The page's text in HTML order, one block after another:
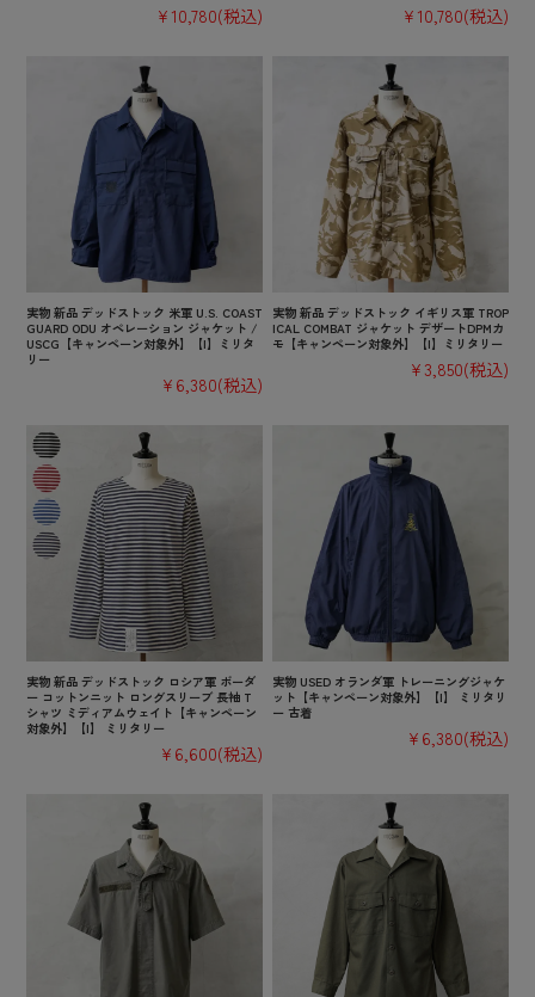
¥10,780(税込) ¥10,780(税込)
実物 新品 デッドストック 米軍 U.S. COAST
GUARD ODU オペレーション ジャケット /
USCG【キャンペーン対象外】【I】ミリタ
リー
¥6,380(税込)
実物 新品 デッドストック イギリス軍 TROP
ICAL COMBAT ジャケット デザートDPMカ
モ【キャンペーン対象外】【I】ミリタリー
¥3,850(税込)
実物 新品 デッドストック ロシア軍 ボーダ
ー コットンニット ロングスリーブ 長袖 T
シャツ ミディアムウェイト【キャンペーン
対象外】【I】 ミリタリー
¥6,600(税込)
実物 USED オランダ軍 トレーニングジャケ
ット【キャンペーン対象外】【I】 ミリタリ
ー 古着
¥6,380(税込)